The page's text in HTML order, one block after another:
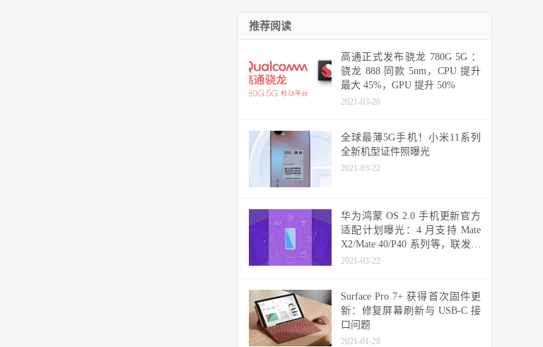
推荐阅读
高通正式发布骁龙 780G 5G ：
骁龙 888 同款 5nm，CPU 提升
最大 45%，GPU 提升 50%
2021-03-26
全球最薄5G手机！小米11系列
全新机型证件照曝光
2021-03-22
华为鸿蒙 OS 2.0 手机更新官方
适配计划曝光：4 月支持 Mate
X2/Mate 40/P40 系列等，联发科
天玑机型可能无缘
2021-03-22
Surface Pro 7+ 获得首次固件更
新：修复屏幕刷新与 USB-C 接
口问题
2021-01-28